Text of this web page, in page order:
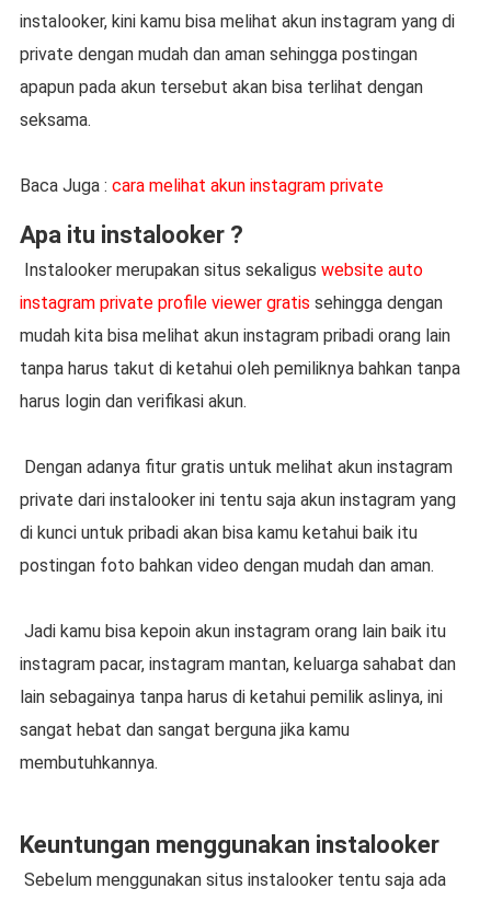
instalooker, kini kamu bisa melihat akun instagram yang di
private dengan mudah dan aman sehingga postingan
apapun pada akun tersebut akan bisa terlihat dengan
seksama.
Baca Juga : cara melihat akun instagram private
Apa itu instalooker ?
Instalooker merupakan situs sekaligus website auto
instagram private profile viewer gratis sehingga dengan
mudah kita bisa melihat akun instagram pribadi orang lain
tanpa harus takut di ketahui oleh pemiliknya bahkan tanpa
harus login dan verifikasi akun.
Dengan adanya fitur gratis untuk melihat akun instagram
private dari instalooker ini tentu saja akun instagram yang
di kunci untuk pribadi akan bisa kamu ketahui baik itu
postingan foto bahkan video dengan mudah dan aman.
Jadi kamu bisa kepoin akun instagram orang lain baik itu
instagram pacar, instagram mantan, keluarga sahabat dan
lain sebagainya tanpa harus di ketahui pemilik aslinya, ini
sangat hebat dan sangat berguna jika kamu
membutuhkannya.
Keuntungan menggunakan instalooker
Sebelum menggunakan situs instalooker tentu saja ada